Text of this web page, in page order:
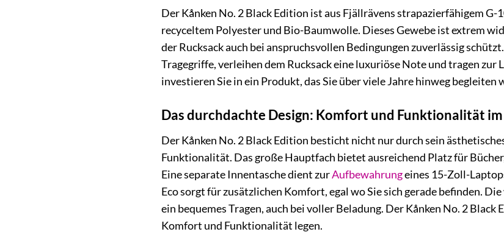
Der Kånken No. 2 Black Edition ist aus Fjällrävens strapazierfähigem
recyceltem Polyester und Bio-Baumwolle. Dieses Gewebe ist extrem
der Rucksack auch bei anspruchsvollen Bedingungen zuverlässig
Tragegriffe, verleihen dem Rucksack eine luxuriöse Note und tragen
investieren Sie in ein Produkt, das Sie über viele Jahre hinweg begleiten
Das durchdachte Design: Komfort und Funktionalität im
Der Kånken No. 2 Black Edition besticht nicht nur durch sein
Funktionalität. Das große Hauptfach bietet ausreichend Platz für
Eine separate Innentasche dient zurAufbewahrungeines 15-Zoll-
Eco sorgt für zusätzlichen Komfort, egal wo Sie sich gerade befinden.
ein bequemes Tragen, auch bei voller Beladung. Der Kånken No. 2
Komfort und Funktionalität legen.